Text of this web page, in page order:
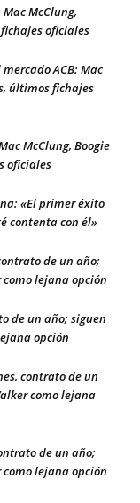
McClung,
oficiales
ACB: Mac
últimos fichajes
McClung, Boogie
oficiales
«El primer éxito
contenta con él»
de un año;
lejana opción
de un año; siguen
opción
contrato de un
como lejana
de un año;
lejana opción